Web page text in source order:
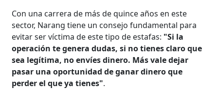
Con una carrera de más de quince años en este
sector, Narang tiene un consejo fundamental para
evitar ser víctima de este tipo de estafas: "Si la
operación te genera dudas, si no tienes claro que
sea legítima, no envíes dinero. Más vale dejar
pasar una oportunidad de ganar dinero que
perder el que ya tienes".